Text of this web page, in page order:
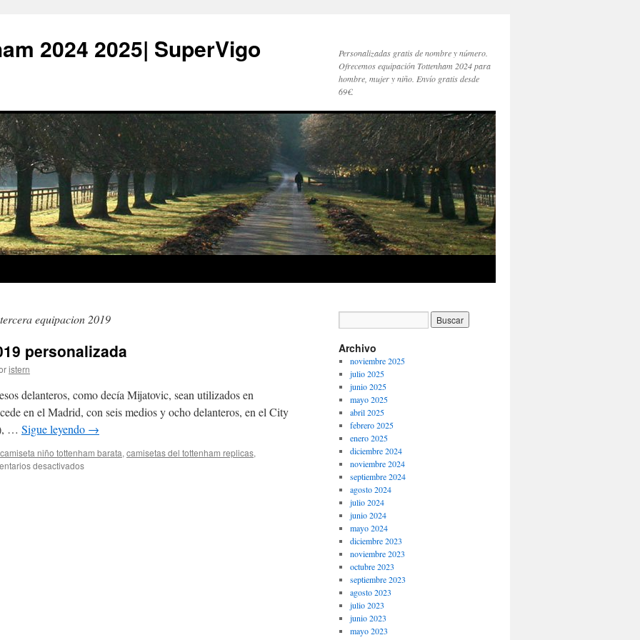
2024 2025| SuperVigo
Personalizadas gratis de nombre y número.
Ofrecemos equipación Tottenham 2024 para
hombre, mujer y niño. Envío gratis desde
69€.
equipacion 2019
personalizada
istern
delanteros, como decía Mijatovic, sean utilizados en
en el Madrid, con seis medios y ocho delanteros, en el City
… Sigue leyendo →
camiseta niño tottenham barata, camisetas del tottenham replicas,
desactivadosen
Archivo
noviembre 2025
julio 2025
junio 2025
mayo 2025
abril 2025
febrero 2025
enero 2025
diciembre 2024
noviembre 2024
septiembre 2024
agosto 2024
julio 2024
junio 2024
mayo 2024
diciembre 2023
noviembre 2023
octubre 2023
septiembre 2023
agosto 2023
julio 2023
junio 2023
mayo 2023